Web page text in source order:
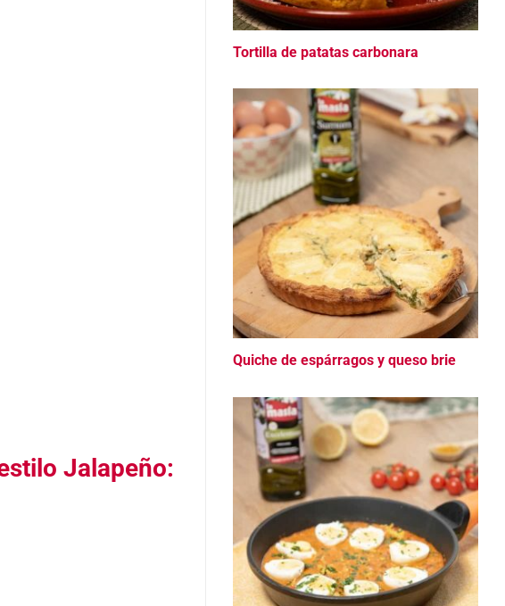
Jalapeño:
Tortilla de patatas carbonara
Quiche de espárragos y queso brie